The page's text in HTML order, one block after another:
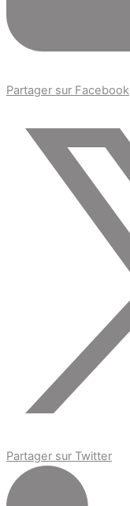
Partager sur Facebook
Partager sur Twitter